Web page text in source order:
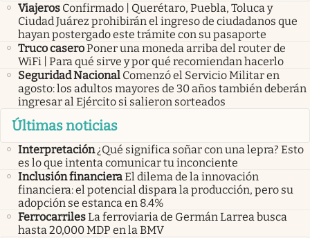
Viajeros Confirmado | Querétaro, Puebla, Toluca y
Ciudad Juárez prohibirán el ingreso de ciudadanos que
hayan postergado este trámite con su pasaporte
Truco caseroPoner una moneda arriba del router de
WiFi | Para qué sirve y por qué recomiendan hacerlo
Seguridad Nacional Comenzó el Servicio Militar en
agosto: los adultos mayores de 30 años también deberán
ingresar al Ejército si salieron sorteados
Últimas noticias
Interpretación¿Qué significa soñar con una lepra? Esto
es lo que intenta comunicar tu inconciente
Inclusión financieraEl dilema de la innovación
financiera: el potencial dispara la producción, pero su
adopción se estanca en 8.4%
FerrocarrilesLa ferroviaria de Germán Larrea busca
hasta 20,000 MDP en la BMV